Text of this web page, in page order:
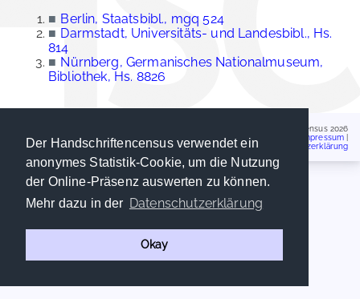
Der Handschriftencensus verwendet ein
anonymes Statistik-Cookie, um die Nutzung
der Online-Präsenz auswerten zu können.
Mehr dazu in der Datenschutzerklärung
Okay
■ Berlin, Staatsbibl., mgq 524
■ Darmstadt, Universitäts- und Landesbibl., Hs.
814
■ Nürnberg, Germanisches Nationalmuseum,
Bibliothek, Hs. 8826
Handschriftencensus 2026
Impressum
Datenschutzerklärung